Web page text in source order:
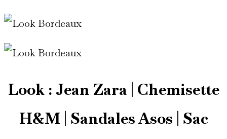
Look : Jean Zara | Chemisette
H&M | Sandales Asos | Sac